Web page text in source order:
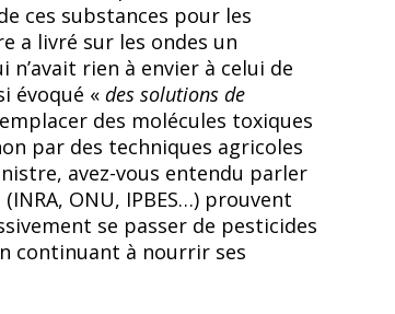
ces substances pour les
a livré sur les ondes un
rien à envier à celui de
évoqué « des solutions de
des molécules toxiques
par des techniques agricoles
avez-vous entendu parler
ONU, IPBES…) prouvent
se passer de pesticides
continuant à nourrir ses